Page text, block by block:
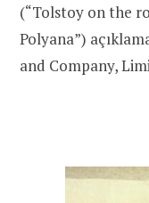
(“Tolstoy on the
Polyana”)
and Company,